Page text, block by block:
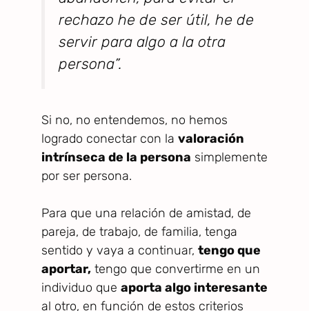
rechazo he de ser útil, he de
servir para algo a la otra
persona”.
Si no, no entendemos, no hemos
logrado conectar con la valoración
intrínseca de la persona simplemente
por ser persona.
Para que una relación de amistad, de
pareja, de trabajo, de familia, tenga
sentido y vaya a continuar, tengo que
aportar, tengo que convertirme en un
individuo que aporta algo interesante
al otro, en función de estos criterios